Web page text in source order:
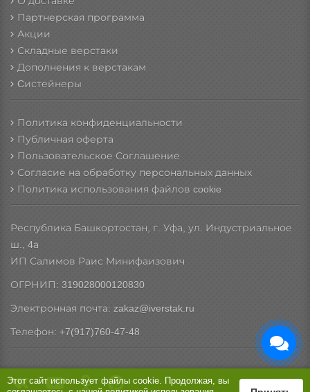
Партнерская программа
Акции
Складные верстаки
Дополнения к верстакам
Cистейнеры
Политика конфиденциальности
Публичная оферта
Пользовательское Соглашение
Согласие на обработку персональных данных
Политика использования файлов cookie
Республика Башкортостан, г. Уфа, ул. Индустриальное
ш., 4а
ИП Салимов Раис Минифаизович
ОГРНИП: 319028000120830
Электронная почта: zakaz@iverstak.ru
Телефон: +7(917)760-47-48
Этот сайт использует файлы cookie. Продолжая, вы